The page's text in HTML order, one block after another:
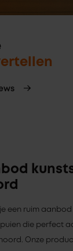
een ruim
die perfect
Onze